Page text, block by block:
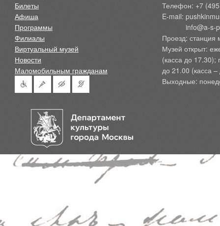
Билеты
Афиша
Программы
Филиалы
Виртуальный музей
Новости
Маломобильным гражданам
Телефон: +7
E-mail:
Проезд: станция
Музей открыт:
(касса до 17.30);
до 21.00 (касса
Выходные: